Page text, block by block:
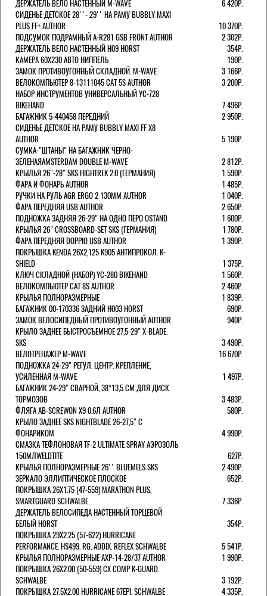
ДЕРЖАТЕЛЬ ВЕЛО НАСТЕННЫЙ M-WAVE
6 420Р.
СИДЕНЬЕ ДЕТСКОЕ 28''- 29'' НА РАМУ BUBBLY MAXI
PLUS FF+ AUTHOR
10 370Р.
ПОДСУМОК ПОДРАМНЫЙ A-R281 GSB FRONT AUTHOR
2 302Р.
ДЕРЖАТЕЛЬ ВЕЛО НАСТЕННЫЙ H09 HORST
354Р.
КАМЕРА 60X230 АВТО НИППЕЛЬ
190Р.
ЗАМОК ПРОТИВОУГОННЫЙ СКЛАДНОЙ. M-WAVE
3 166Р.
ВЕЛОКОМПЬЮТЕР 8-13111045 CAT 5S AUTHOR
3 200Р.
НАБОР ИНСТРУМЕНТОВ УНИВЕРСАЛЬНЫЙ YC-728
BIKEHAND
7 496Р.
БАГАЖНИК 5-440458 ПЕРЕДНИЙ
2 950Р.
СИДЕНЬЕ ДЕТСКОЕ НА РАМУ BUBBLY MAXI FF X8
AUTHOR
5 190Р.
СУМКА-"ШТАНЫ" НА БАГАЖНИК ЧЕРНО-
ЗЕЛЕНАЯAMSTERDAM DOUBLE M-WAVE
2 812Р.
КРЫЛЬЯ 26"-28" SKS HIGHTREK 2.0 (ГЕРМАНИЯ)
1 590Р.
ФАРА И ФОНАРЬ AUTHOR
1 485Р.
РУЧКИ НА РУЛЬ AGR ERGO 2 130ММ AUTHOR
1 040Р.
ФАРА ПЕРЕДНЯЯ USB AUTHOR
2 650Р.
ПОДНОЖКА ЗАДНЯЯ 26-29" НА ОДНО ПЕРО OSTAND
1 600Р.
КРЫЛЬЯ 26" CROSSBOARD-SET SKS (ГЕРМАНИЯ)
1 780Р.
ФАРА ПЕРЕДНЯЯ DOPPIO USB AUTHOR
1 390Р.
ПОКРЫШКА KENDA 26Х2,125 K905 АНТИПРОКОЛ. K-
SHIELD
1 375Р.
КЛЮЧ СКЛАДНОЙ (НАБОР) YC-280 BIKEHAND
1 560Р.
ВЕЛОКОМПЬЮТЕР CAT 8S AUTHOR
2 460Р.
КРЫЛЬЯ ПОЛНОРАЗМЕРНЫЕ
1 839Р.
БАГАЖНИК 00-170336 ЗАДНИЙ H003 HORST
690Р.
ЗАМОК ВЕЛОСИПЕДНЫЙ ПРОТИВОУГОННЫЙ AUTHOR
940Р.
КРЫЛО ЗАДНЕЕ БЫСТРОСЪЕМНОЕ 27,5-29" X-BLADE.
SKS
3 490Р.
ВЕЛОТРЕНАЖЕР M-WAVE
16 670Р.
ПОДНОЖКА 24-29" РЕГУЛ. ЦЕНТР. КРЕПЛЕНИЕ,
УСИЛЕННАЯ M-WAVE
1 497Р.
БАГАЖНИК 24-29" СВАРНОЙ, 38*13,5 СМ ДЛЯ ДИСК.
ТОРМОЗОВ
3 483Р.
ФЛЯГА AB-SCREWON X9 0.6Л AUTHOR
580Р.
КРЫЛО ЗАДНЕЕ SKS NIGHTBLADE 26-27,5" С
ФОНАРИКОМ
4 990Р.
СМАЗКА ТЕФЛОНОВАЯ TF-2 ULTIMATE SPRAY АЭРОЗОЛЬ
150МЛWELDTITE
627Р.
КРЫЛЬЯ ПОЛНОРАЗМЕРНЫЕ 26'' BLUEMELS SKS
2 490Р.
ЗЕРКАЛО ЭЛЛИПТИЧЕСКОЕ ПЛОСКОЕ
652Р.
ПОКРЫШКА 26X1.75 (47-559) MARATHON PLUS,
SMARTGUARD SCHWALBE
7 336Р.
ДЕРЖАТЕЛЬ ВЕЛОCИПЕДА НАСТЕННЫЙ ТОРЦЕВОЙ
БЕЛЫЙ HORST
354Р.
ПОКРЫШКА 29X2.25 (57-622) HURRICANE
PERFORMANCE. HS499. RG. ADDIX. REFLEX SCHWALBE
5 541Р.
КРЫЛЬЯ ПОЛНОРАЗМЕРНЫЕ AXP-14-28/37 AUTHOR
1 990Р.
ПОКРЫШКА 26X2.00 (50-559) CX COMP K-GUARD.
SCHWALBE
3 192Р.
ПОКРЫШКА 27.5X2.00 HURRICANE 67EPI. SCHWALBE
4 335Р.